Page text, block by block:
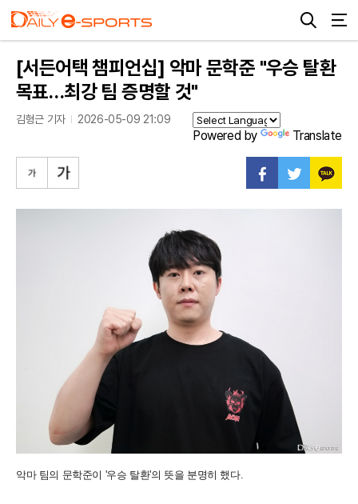
[서든어택 챔피언십] 악마 문학준 "우승 탈환
목표…최강 팀 증명할 것"
김형근 기자 2026-05-09 21:09
Powered by Translate
악마 팀의 문학준이 '우승 탈환'의 뜻을 분명히 했다.